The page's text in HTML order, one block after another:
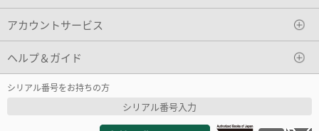
アカウントサービス
ヘルプ＆ガイド
シリアル番号をお持ちの方
シリアル番号入力